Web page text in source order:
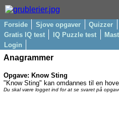
Forside Sjove opgaver Quizzer
Gratis IQ test
IQ Puzzle test
Login
Anagrammer
Opgave: Know Sting
"Know Sting" kan omdannes til en
Du skal være logget ind for at se svaret på